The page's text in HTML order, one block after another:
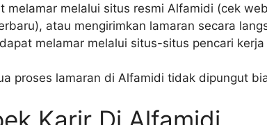
melamar melalui situs resmi Alfamidi (cek
atau mengirimkan lamaran secara
melamar melalui situs-situs pencari
proses lamaran di Alfamidi tidak dipungut
Karir Di Alfamidi